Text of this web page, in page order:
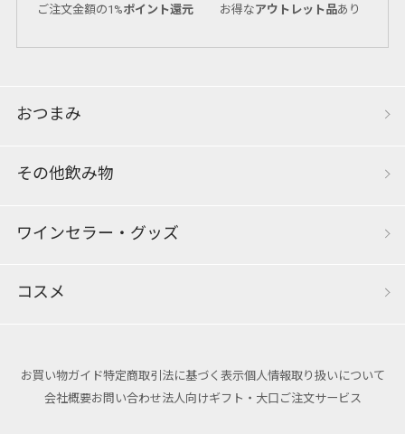
ご注文金額の1%ポイント還元 お得なアウトレット品あり
おつまみ
その他飲み物
ワインセラー・グッズ
コスメ
お買い物ガイド特定商取引法に基づく表示個人情報取り扱いについて
会社概要お問い合わせ法人向けギフト・大口ご注文サービス